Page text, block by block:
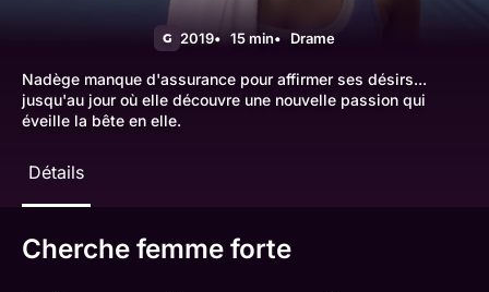
G 2019 15 min Drame
Nadège manque d'assurance pour affirmer ses désirs...
jusqu'au jour où elle découvre une nouvelle passion qui
éveille la bête en elle.
Détails
Cherche femme forte